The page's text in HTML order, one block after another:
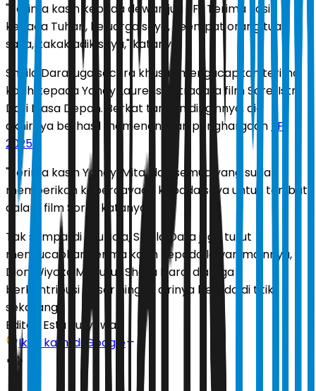
"Terima kasih kepada dewan juri FFI. Terima kasih
kepada Tuhan, keluarga saya, keempat orang tua
saya, kakak adik saya," katanya.
Sheila Dara juga secara khusus mengucapkan terima
kasih kepada Yandy Laurens, sutradara film Sore: Istri
Dari Masa Depan. Berkat tangan dinginnya, dia
akhirnya berhasil memenangkan penghargaan
FFI
2025
"Terima kasih Yandy, Mita, dan semua yang sudah
memberikan kepercayaan kepada saya untuk terlibat
dalam film Sore," katanya.
Tak sampai di situ saja, Sheila Dara juga turut
mengucapkan terima kasih kepada lawan mainnya,
Dion Wiyoko.Menurut Sheila Dara, dia juga
berkontribusi besar hingga dirinya berada di titik
sekarang.
Editor: Estu Suryowati
Ikuti kami di Google